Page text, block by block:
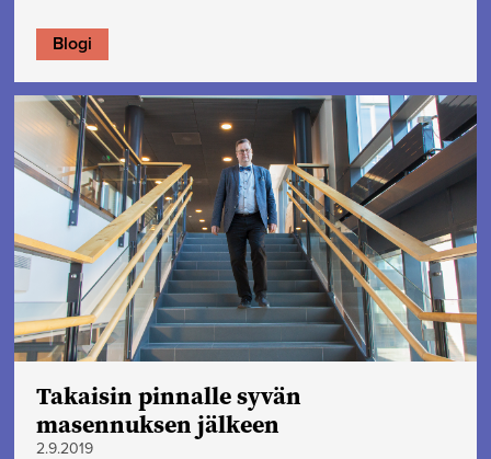
Blogi
Takaisin pinnalle syvän
masennuksen jälkeen
2.9.2019